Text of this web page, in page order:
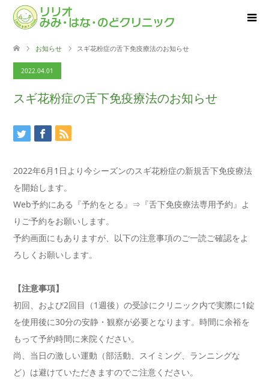
お知らせ スギ花粉症の舌下免疫療法のお知らせ
2022.04.01
スギ花粉症の舌下免疫療法のお知らせ
2022年6月1日より今シーズンのスギ花粉症の新規舌下免疫療法
を開始します。
Web予約にある『予約をとる』⇒『舌下免疫療法専用予約』よ
りご予約をお願いします。
予約画面にもありますが、以下の注意事項のご一読ご確認をよ
ろしくお願いします。
【注意事項】
初回、および2回目（1週後）の受診にクリニック内で実際に1錠
を使用後に30分の安静・観察が必要となります。時間に余裕を
もって予約時間に来院ください。
尚、当日の激しい運動（部活動、スイミング、ランニングな
ど）は避けていただきますのでご注意ください。